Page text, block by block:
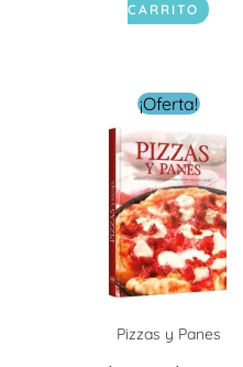
CARRITO
¡Oferta!
Pizzas y Panes
El
precio
original
era:
$ 334.00.